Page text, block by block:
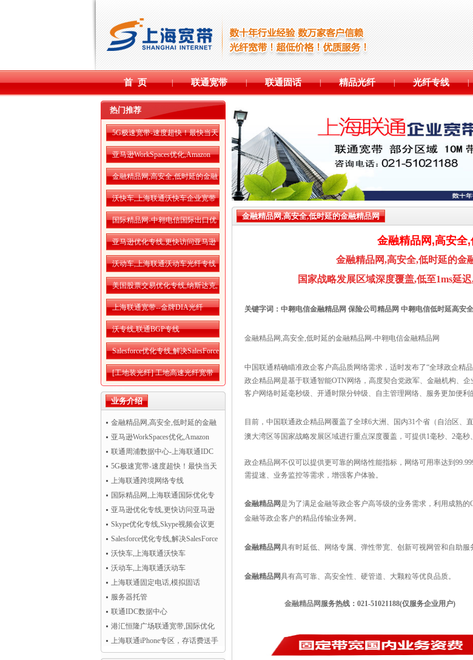
首 页 | 联通宽带 | 联通固话 | 精品光纤 | 光纤专线 |
热门推荐
5G极速宽带-速度超快！最快当天
开通！
亚马逊WorkSpaces优化,Amazon
WorkSpaces运行更流畅
金融精品网,高安全,低时延的金融
精品网
沃快车,上海联通沃快车企业宽带
国际精品网-中翱电信国际出口优
化专线
亚马逊优化专线,更快访问亚马逊
AWS云服务
沃动车,上海联通沃动车光纤专线
美国股票交易优化专线,纳斯达克,
纽交所优化网络
上海联通宽带--金牌DIA光纤
沃专线,联通BGP专线
Salesforce优化专线,解决SalesForce
CRM访问慢
[工地装光纤] 工地高速光纤宽带
接入
业务介绍
金融精品网,高安全,低时延的金融
精品网
亚马逊WorkSpaces优化,Amazon
WorkSpaces运行更流畅
联通周浦数据中心-上海联通IDC
机房托管
5G极速宽带-速度超快！最快当天
开通！
上海联通跨境网络专线
国际精品网,上海联通国际优化专
线亚马逊优化专线,更快访问亚马逊
AWS云服务
Skype优化专线,Skype视频会议更
清晰流畅
Salesforce优化专线,解决SalesForce
CRM访问慢
沃快车,上海联通沃快车
沃动车,上海联通沃动车
上海联通固定电话,模拟固话
服务器托管
联通IDC数据中心
港汇恒隆广场联通宽带,国际优化
专线超值热卖！
上海联通iPhone专区，存话费送手
机
金融精品网,高安全,低时延的金融精品网
金融精品网,高安全
金融精品网,高安全,低时延的金
国家战略发展区域深度覆盖,低至1ms延
关键字词： 中翱电信金融精品网 保险公司精品网 中翱电信低时延高安
金融精品网,高安全,低时延的金融精品网-中翱电信金融精品网
中国联通精确瞄准政企客户高品质网络需求，适时发布了“全球政企精品
政企精品网是基于联通智能OTN网络，高度契合党政军、金融机构、企
客户网络时延毫秒级、开通时限分钟级、自主管理网络、服务更加便利
目前，中国联通政企精品网覆盖了全球6大洲、国内31个省（自治区
澳大湾区等国家战略发展区域进行重点深度覆盖，可提供1毫秒、2毫秒
政企精品网不仅可以提供更可靠的网络性能指标，网络可用率达到
需提速、业务监控等需求，增强客户体验。
金融精品网是为了满足金融等政企客户高等级的业务需求，利用成熟
金融等政企客户的精品传输业务网。
金融精品网具有时延低、网络专属、弹性带宽、创新可视网管和自助服
金融精品网具有高可靠、高安全性、硬管道、大颗粒等优良品质。
金融精品网 服务热线：021-51021188(仅服务企业用户)